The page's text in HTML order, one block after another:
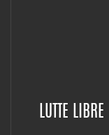
LUTTE LIBRE